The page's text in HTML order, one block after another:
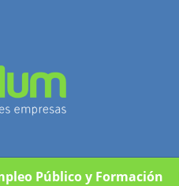
Público y Formación